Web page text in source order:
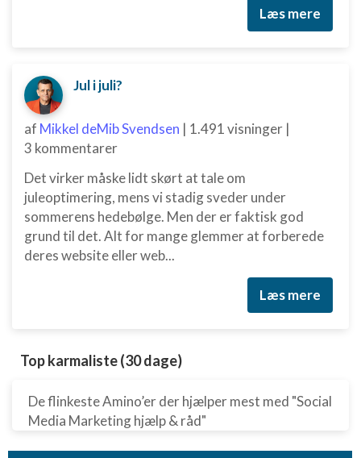
Læs mere
Jul i juli?
af Mikkel deMib Svendsen | 1.491 visninger |
3 kommentarer
Det virker måske lidt skørt at tale om
juleoptimering, mens vi stadig sveder under
sommerens hedebølge. Men der er faktisk god
grund til det. Alt for mange glemmer at forberede
deres website eller web...
Læs mere
Top karmaliste (30 dage)
De flinkeste Amino’er der hjælper mest med "Social
Media Marketing hjælp & råd"